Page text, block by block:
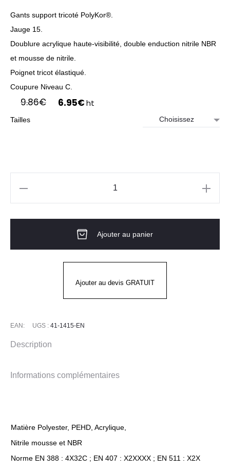
Gants support tricoté PolyKor®.
Jauge 15.
Doublure acrylique haute-visibilité, double enduction nitrile NBR
et mousse de nitrile.
Poignet tricot élastiqué.
Coupure Niveau C.
9.86€ 6.95€ Le
ht
Tailles
TEK®
WINTER
Ajouter au panier
Ajouter au devis GRATUIT
EAN: UGS : 41-1415-EN
Description
Informations complémentaires
Matière Polyester, PEHD, Acrylique,
Nitrile mousse et NBR
Norme EN 388 : 4X32C ; EN 407 : X2XXXX ; EN 511 : X2X